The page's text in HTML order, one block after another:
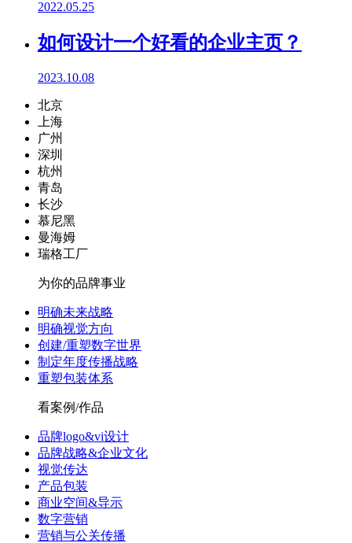
2022.05.25
如何设计一个好看的企业主页？
2023.10.08
北京
上海
广州
深圳
杭州
青岛
长沙
慕尼黑
曼海姆
瑞格工厂
为你的品牌事业
明确未来战略
明确视觉方向
创建/重塑数字世界
制定年度传播战略
重塑包装体系
看案例/作品
品牌logo&vi设计
品牌战略&企业文化
视觉传达
产品包装
商业空间&导示
数字营销
营销与公关传播